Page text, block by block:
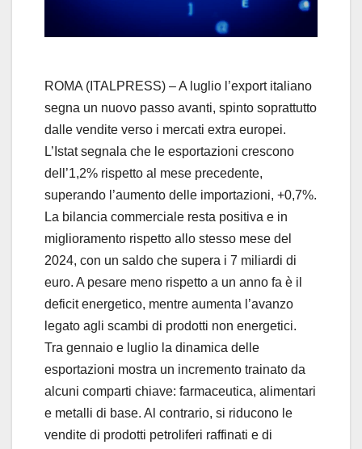
l
y
V
i
d
e
o
ROMA (ITALPRESS) – A luglio l’export italiano
segna un nuovo passo avanti, spinto soprattutto
dalle vendite verso i mercati extra europei.
L’Istat segnala che le esportazioni crescono
dell’1,2% rispetto al mese precedente,
superando l’aumento delle importazioni, +0,7%.
La bilancia commerciale resta positiva e in
miglioramento rispetto allo stesso mese del
2024, con un saldo che supera i 7 miliardi di
euro. A pesare meno rispetto a un anno fa è il
deficit energetico, mentre aumenta l’avanzo
legato agli scambi di prodotti non energetici.
Tra gennaio e luglio la dinamica delle
esportazioni mostra un incremento trainato da
alcuni comparti chiave: farmaceutica, alimentari
e metalli di base. Al contrario, si riducono le
vendite di prodotti petroliferi raffinati e di